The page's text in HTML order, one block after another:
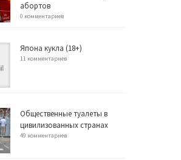
абортов
0 комментариев
Япона кукла (18+)
11 комментариев
Общественные туалеты в
цивилизованных странах
49 комментариев